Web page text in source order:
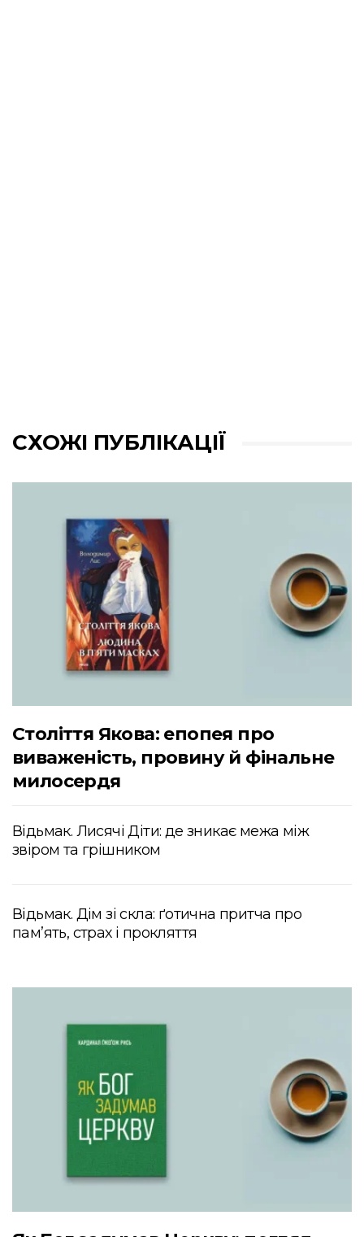
СХОЖІ ПУБЛІКАЦІЇ
Століття Якова: епопея про
виваженість, провину й фінальне
милосердя
Відьмак. Лисячі Діти: де зникає межа між
звіром та грішником
Відьмак. Дім зі скла: ґотична притча про
пам’ять, страх і прокляття